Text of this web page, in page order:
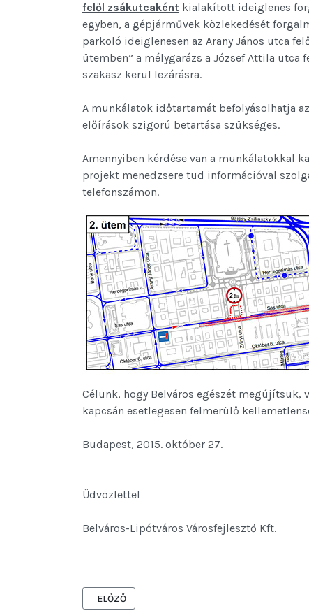
felől zsákutcaként kialakított ideiglenes
egyben, a gépjárművek közlekedését
parkoló ideiglenesen az Arany János utca
ütemben” a mélygarázs a József Attila utca
szakasz kerül lezárásra.
A munkálatok időtartamát befolyásolhatja
előírások szigorú betartása szükséges.
Amennyiben kérdése van a munkálatokkal
projekt menedzsere tud információval
telefonszámon.
Célunk, hogy Belváros egészét megújítsuk,
kapcsán esetlegesen felmerülő
Budapest, 2015. október 27.
Üdvözlettel
Belváros-Lipótváros Városfejlesztő Kft.
ELŐZŐ CIKK: A SAS UTCÁBAN ÚJABB
ELŐZŐ